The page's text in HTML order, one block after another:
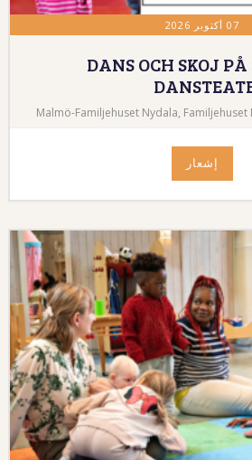
07 أكتوبر 2026
DANS OCH SKOJ
Malmö-Familjehuset Nydala,
إشعار